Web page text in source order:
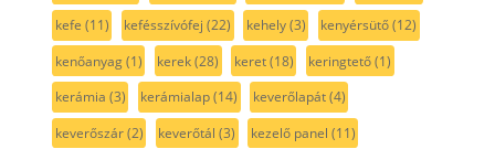
kefe (11) kefésszívófej (22) kehely(3) kenyérsütő(12)
kenőanyag(1) kerek(28) keret(18) keringtető(1)
kerámia (3) kerámialap(14) keverőlapát(4)
keverőszár(2) keverőtál (3) kezelő panel (11)